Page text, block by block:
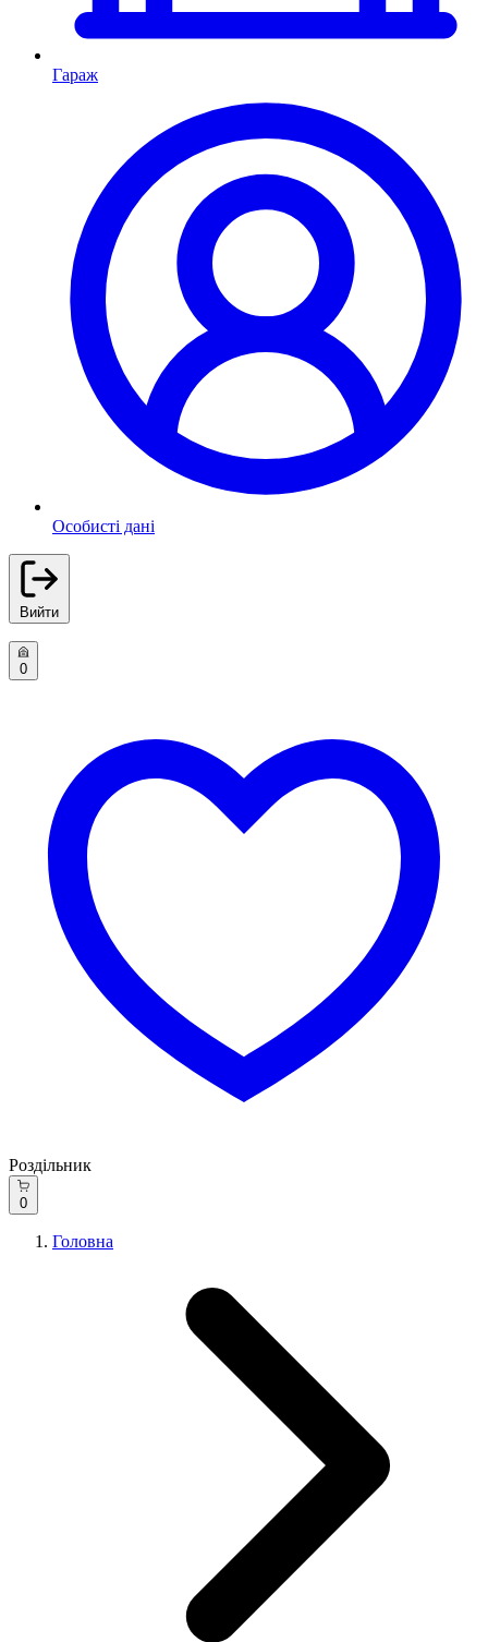
Гараж
Особисті дані
Вийти
0
Роздільник
0
Головна